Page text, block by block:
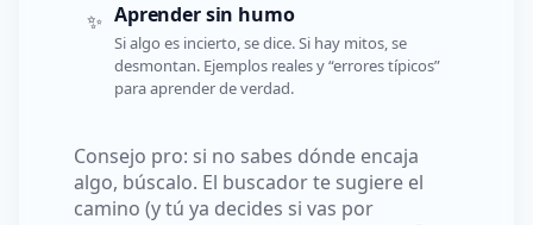
✨ Aprender sin humo
Si algo es incierto, se dice. Si hay mitos, se
desmontan. Ejemplos reales y “errores típicos”
para aprender de verdad.
Consejo pro: si no sabes dónde encaja
algo, búscalo. El buscador te sugiere el
camino (y tú ya decides si vas por